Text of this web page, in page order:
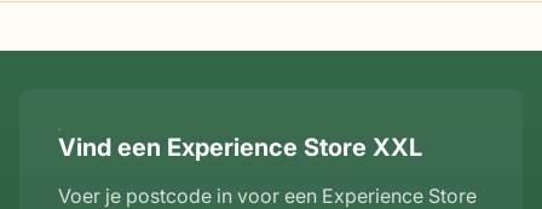
Vind een Experience Store XXL
Voer je postcode in voor een Experience Store